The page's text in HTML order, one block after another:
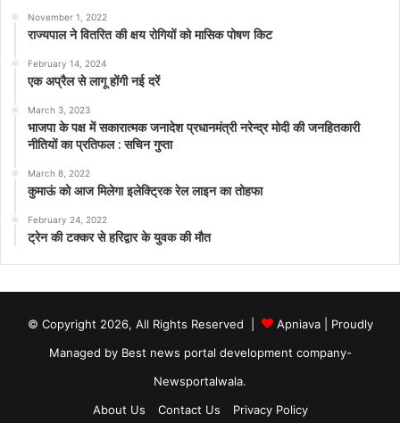
November 1, 2022
राज्यपाल ने वितरित की क्षय रोगियों को मासिक पोषण किट
February 14, 2024
एक अप्रैल से लागू होंगी नई दरें
March 3, 2023
भाजपा के पक्ष में सकारात्मक जनादेश प्रधानमंत्री नरेन्द्र मोदी की जनहितकारी
नीतियों का प्रतिफल : सचिन गुप्ता
March 8, 2022
कुमाऊं को आज मिलेगा इलेक्ट्रिक रेल लाइन का तोहफा
February 24, 2022
ट्रेन की टक्कर से हरिद्वार के युवक की मौत
© Copyright 2026, All Rights Reserved | Apniava| Proudly
Managed by Best news portal development company-
Newsportalwala.
About Us
Contact Us Privacy Policy